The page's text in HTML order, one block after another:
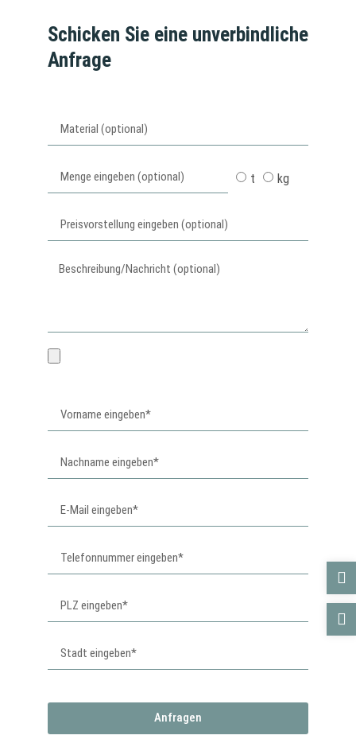
Schicken Sie eine unverbindliche
Anfrage
t kg
Anfragen